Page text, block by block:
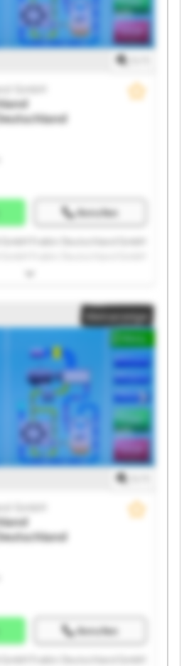
GmbH
Anrufen
Fraikin Deutschland GmbH
GmbH Fraikin Deutschland GmbH
GmbH Fraikin Deutschland GmbH
Fraikin Deutschland GmbH
GmbH Fraikin Deutschland GmbH
GmbH Fraikin Deutschland GmbH
GmbH Fraikin Deutschland GmbH
Kleinanzeige
GmbH
Anrufen